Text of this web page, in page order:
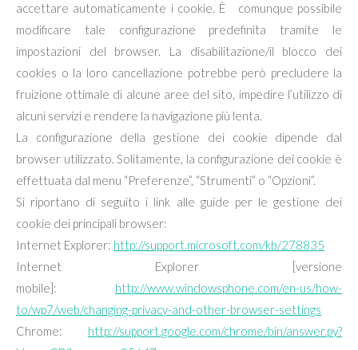
accettare automaticamente i cookie. È comunque possibile
modificare tale configurazione predefinita tramite le
impostazioni del browser. La disabilitazione/il blocco dei
cookies o la loro cancellazione potrebbe però precludere la
fruizione ottimale di alcune aree del sito, impedire l’utilizzo di
alcuni servizi e rendere la navigazione più lenta.
La configurazione della gestione dei cookie dipende dal
browser utilizzato. Solitamente, la configurazione dei cookie è
effettuata dal menu “Preferenze”, “Strumenti” o “Opzioni”.
Si riportano di seguito i link alle guide per le gestione dei
cookie dei principali browser:
Internet Explorer: http://support.microsoft.com/kb/278835
Internet Explorer [versione
mobile]: http://www.windowsphone.com/en-us/how-
to/wp7/web/changing-privacy-and-other-browser-settings
Chrome: http://support.google.com/chrome/bin/answer.py?